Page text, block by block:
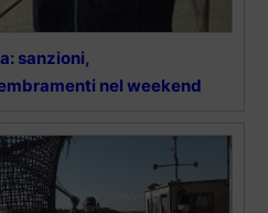
sanzioni,
nel weekend